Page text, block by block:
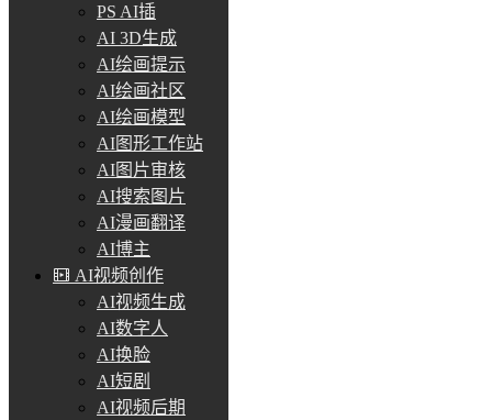
PS AI插
AI 3D生成
AI绘画提示
AI绘画社区
AI绘画模型
AI图形工作站
AI图片审核
AI搜索图片
AI漫画翻译
AI博主
AI视频创作
AI视频生成
AI数字人
AI换脸
AI短剧
AI视频后期